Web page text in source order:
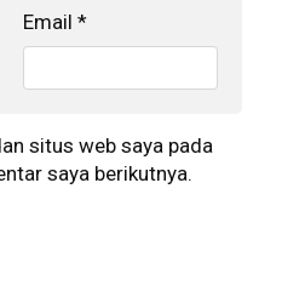
Email *
situs web saya pada
saya berikutnya.